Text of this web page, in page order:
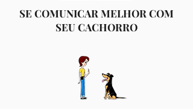
SE COMUNICAR MELHOR COM
SEU CACHORRO